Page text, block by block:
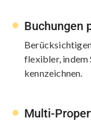
Buchungen
flexibler, indem
kennzeichnen.
Multi-